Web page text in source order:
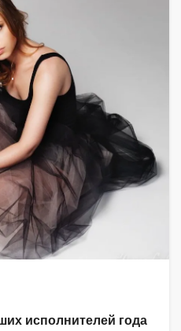
исполнителей года